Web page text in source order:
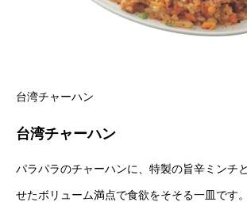
台湾チャーハン
台湾チャーハン
パラパラのチャーハンに、特製の旨辛ミンチ
せたボリューム満点で食欲をそそる一皿です。